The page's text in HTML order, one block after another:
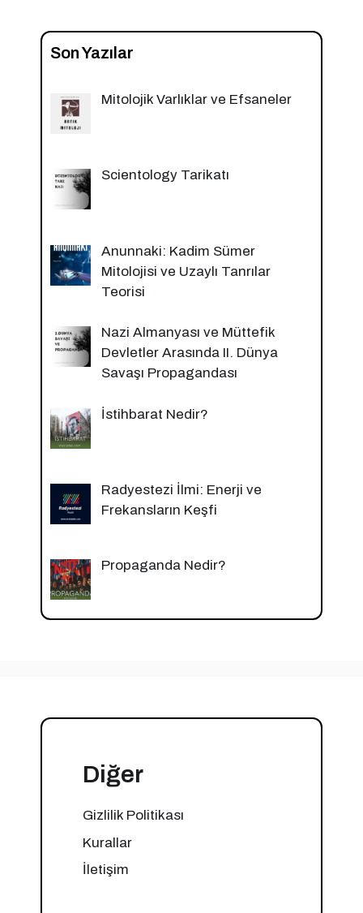
Son Yazılar
Mitolojik Varlıklar ve Efsaneler
Scientology Tarikatı
Anunnaki: Kadim Sümer
Mitolojisi ve Uzaylı Tanrılar
Teorisi
Nazi Almanyası ve Müttefik
Devletler Arasında II. Dünya
Savaşı Propagandası
İstihbarat Nedir?
Radyestezi İlmi: Enerji ve
Frekansların Keşfi
Propaganda Nedir?
Diğer
Gizlilik Politikası
Kurallar
İletişim